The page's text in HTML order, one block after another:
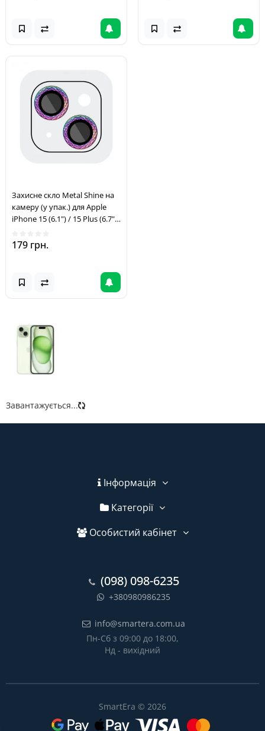
Захисне скло Metal Shine на
камеру (у упак.) для Apple
iPhone 15 (6.1") / 15 Plus (6.7")
179 грн.
Завантажується...
Інформація
Категорії
Особистий кабінет
(098) 098-6235
+380980986235
info@smartera.com.ua
Пн-Сб з 09:00 до 18:00,
Нд - вихідний
SmartEra © 2026